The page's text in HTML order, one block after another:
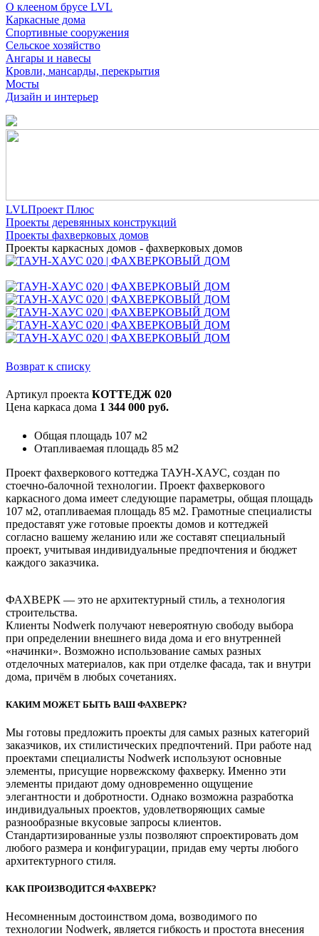
О клееном брусе LVL
Каркасные дома
Спортивные сооружения
Сельское хозяйство
Ангары и навесы
Кровли, мансарды, перекрытия
Мосты
Дизайн и интерьер
LVLПроект Плюс
Проекты деревянных конструкций
Проекты фахверковых домов
Проекты каркасных домов - фахверковых домов
Возврат к списку
Артикул проекта КОТТЕДЖ 020
Цена каркаса дома 1 344 000 руб.
Общая площадь 107 м2
Отапливаемая площадь 85 м2
Проект фахверкового коттеджа ТАУН-ХАУС, создан по
стоечно-балочной технологии. Проект фахверкового
каркасного дома имеет следующие параметры, общая площадь
107 м2, отапливаемая площадь 85 м2. Грамотные специалисты
предоставят уже готовые проекты домов и коттеджей
согласно вашему желанию или же составят специальный
проект, учитывая индивидуальные предпочтения и бюджет
каждого заказчика.
ФАХВЕРК — это не архитектурный стиль, а технология
строительства.
Клиенты Nodwerk получают невероятную свободу выбора
при определении внешнего вида дома и его внутренней
«начинки». Возможно использование самых разных
отделочных материалов, как при отделке фасада, так и внутри
дома, причём в любых сочетаниях.
КАКИМ МОЖЕТ БЫТЬ ВАШ ФАХВЕРК?
Мы готовы предложить проекты для самых разных категорий
заказчиков, их стилистических предпочтений. При работе над
проектами специалисты Nodwerk используют основные
элементы, присущие норвежскому фахверку. Именно эти
элементы придают дому одновременно ощущение
элегантности и добротности. Однако возможна разработка
индивидуальных проектов, удовлетворяющих самые
разнообразные вкусовые запросы клиентов.
Стандартизированные узлы позволяют спроектировать дом
любого размера и конфигурации, придав ему черты любого
архитектурного стиля.
КАК ПРОИЗВОДИТСЯ ФАХВЕРК?
Несомненным достоинством дома, возводимого по
технологии Nodwerk, является гибкость и простота внесения